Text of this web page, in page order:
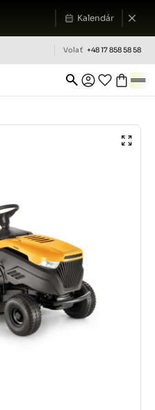
Kalendár
Volať +48 17 858 58 58